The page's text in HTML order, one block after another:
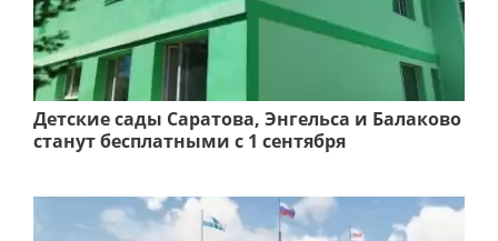
Детские сады Саратова, Энгельса и Балаково
станут бесплатными с 1 сентября